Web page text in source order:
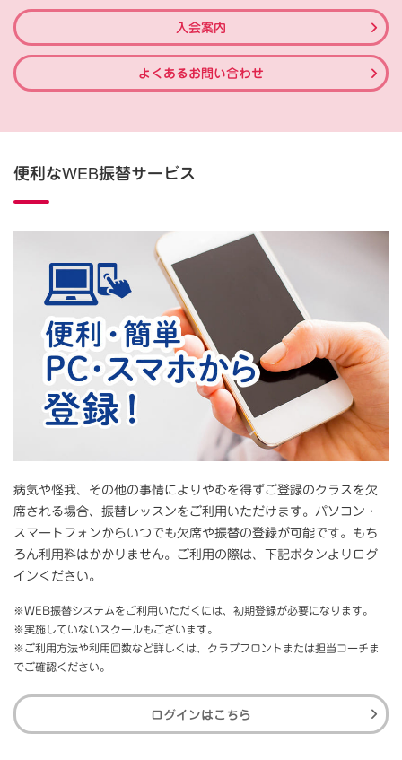
入会案内
よくあるお問い合わせ
便利なWEB振替サービス
病気や怪我、その他の事情によりやむを得ずご登録のクラスを欠
席される場合、振替レッスンをご利用いただけます。パソコン・
スマートフォンからいつでも欠席や振替の登録が可能です。もち
ろん利用料はかかりません。ご利用の際は、下記ボタンよりログ
インください。
※WEB振替システムをご利用いただくには、初期登録が必要になります。
※実施していないスクールもございます。
※ご利用方法や利用回数など詳しくは、クラブフロントまたは担当コーチま
でご確認ください。
ログインはこちら